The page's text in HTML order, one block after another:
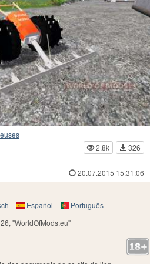
2.8k
326
20.07.2015 15:31:06
Español
Português
"WorldOfMods.eu"